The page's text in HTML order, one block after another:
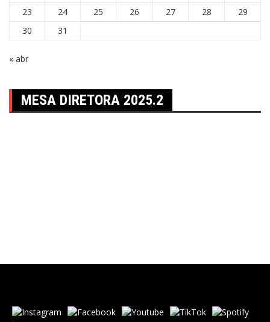
23
24 25 26 27 28
29
30
31
« abr
MESA DIRETORA 2025.2